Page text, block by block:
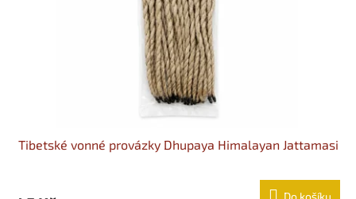
Tibetské vonné provázky Dhupaya Himalayan Jattamasi
Do košíku